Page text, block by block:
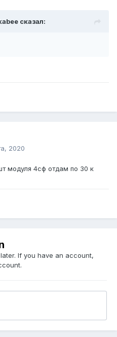
сказал:
2020
модуля 4сф отдам по 30 к
If you have an account,